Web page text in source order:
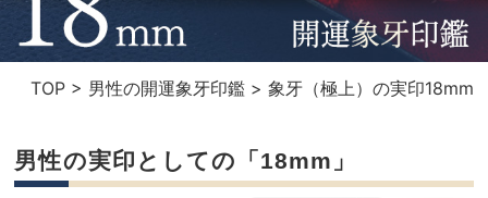
TOP> 男性の開運象牙印鑑> 象牙（極上）の実印18mm
男性の実印としての「18mm」